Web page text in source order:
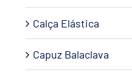
Calça Elástica
Capuz Balaclava